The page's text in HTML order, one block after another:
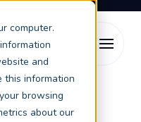
computer.
and
this information
browsing
about our